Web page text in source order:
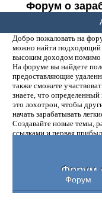
Форум о
Добро пожаловать на
можно найти подходящий
высоким доходом помимо
На форуме вы найдете
предоставляющие
также сможете
знаете, что определенный
это лохотрон, чтобы
начать зарабатывать
Создавайте новые темы,
ссылками и первая
Форум
Форум